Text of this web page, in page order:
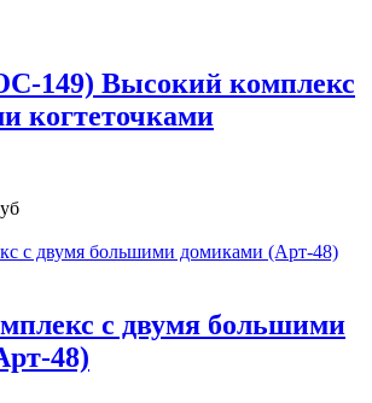
149) Высокий комплекс
когтеточками
с двумя большими
48)